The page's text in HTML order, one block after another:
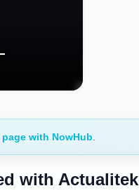
with NowHub
with Actualitek